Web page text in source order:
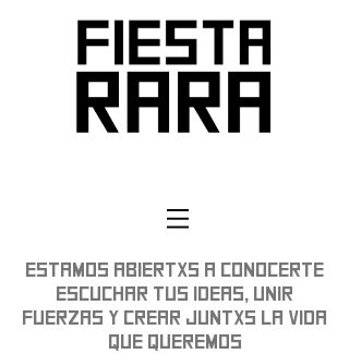
ESTAMOS ABIERTXS A CONOCERTE
ESCUCHAR TUS IDEAS, UNIR
FUERZAS Y CREAR JUNTXS LA VIDA
QUE QUEREMOS